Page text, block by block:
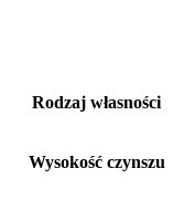
Rodzaj własności
Wysokość czynszu